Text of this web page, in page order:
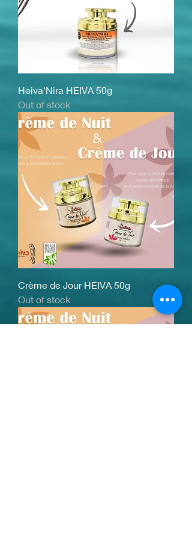
Heiva'Nira HEIVA 50g
Out of stock
Crème de Jour HEIVA 50g
Out of stock